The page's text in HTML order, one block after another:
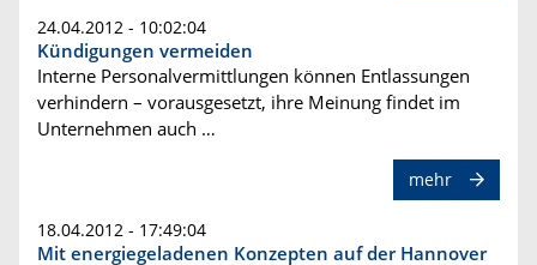
24.04.2012 - 10:02:04
Kündigungen vermeiden
Interne Personalvermittlungen können Entlassungen
verhindern – vorausgesetzt, ihre Meinung findet im
Unternehmen auch …
mehr
18.04.2012 - 17:49:04
Mit energiegeladenen Konzepten auf der Hannover